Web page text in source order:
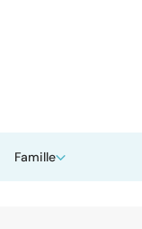
Famille